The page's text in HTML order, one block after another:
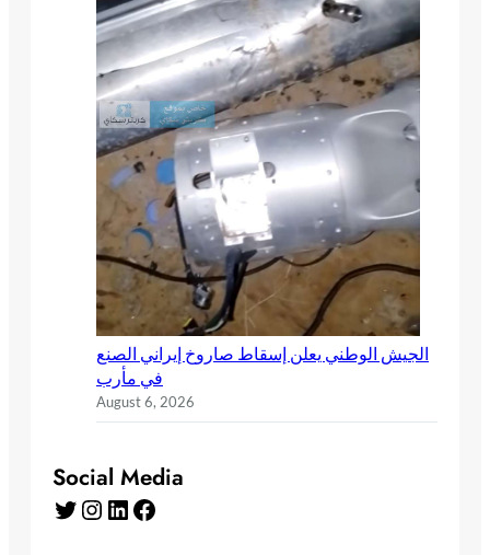
الجيش الوطني يعلن إسقاط صاروخ إيراني الصنع
في مأرب
August 6, 2026
Social Media